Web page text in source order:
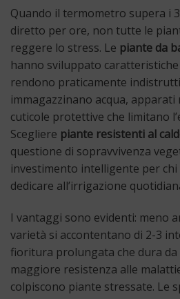
Quando il termometro supera i
diretto per ore, non tutte le
reggere lo stress. Le piante da
hanno sviluppato caratteristiche
rendono praticamente
immagazzinano acqua,
cuticole protettive che limitano
Scegliere piante resistenti al
questione di sopravvivenza
investimento intelligente per
dedicare all’irrigazione
I vantaggi sono evidenti: meno
varietà si accontentano di 2-3
fioritura prolungata che dura
maggiore resistenza alle
colpiscono piante stressate. Le